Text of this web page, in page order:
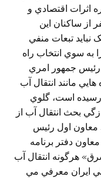
اثرات اقتصادي و
از ساکنان اين
نبايد تبعات منفي
به سوي انتخاب راه
جمهور امري
مانند انتقال آب
رسيده است، گلوي
بحث انتقال آب از
معاون اول رئيس
دفتر برنامه
هرگونه انتقال آب
ايران معرفي مي